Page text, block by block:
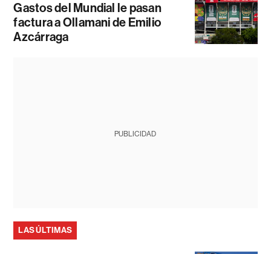
Gastos del Mundial le pasan
factura a Ollamani de Emilio
Azcárraga
PUBLICIDAD
LAS ÚLTIMAS